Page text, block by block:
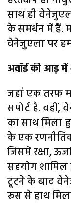
साथ ही
के समर्थन में हैं.
वेनेजुएला पर
अवॉर्ड की आड़
जहां एक तरफ
सपोर्ट है. वहीं,
का साथ
के एक
जिसमें रक्षा,
सहयोग
टूटने के बाद
रूस से हाथ